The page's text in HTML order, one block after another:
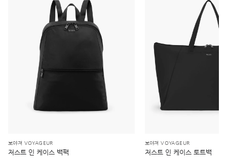
보야져 VOYAGEUR
저스트 인 케이스 백팩
보야져 VOYAGEUR
저스트 인 케이스 토트백